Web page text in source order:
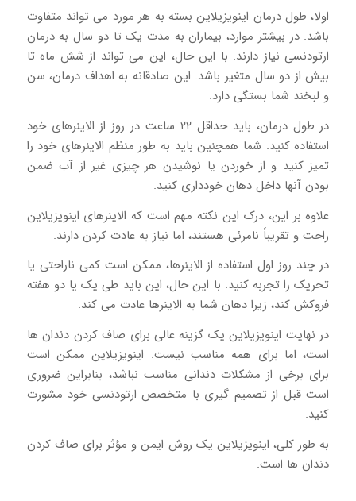
اولا، طول درمان اینویزیلاین بسته به هر مورد می تواند متفاوت
باشد. در بیشتر موارد، بیماران به مدت یک تا دو سال به درمان
ارتودنسی نیاز دارند. با این حال، این می تواند از شش ماه تا
بیش از دو سال متغیر باشد. این صادقانه به اهداف درمان، سن
و لبخند شما بستگی دارد.
در طول درمان، باید حداقل ۲۲ ساعت در روز از الاینرهای خود
استفاده کنید. شما همچنین باید به طور منظم الاینرهای خود را
تمیز کنید و از خوردن یا نوشیدن هر چیزی غیر از آب ضمن
بودن آنها داخل دهان خودداری کنید.
علاوه بر این، درک این نکته مهم است که الاینرهای اینویزیلاین
راحت و تقریباً نامرئی هستند، اما نیاز به عادت کردن دارند.
در چند روز اول استفاده از الاینرها، ممکن است کمی ناراحتی یا
تحریک را تجربه کنید. با این حال، این باید طی یک یا دو هفته
فروکش کند، زیرا دهان شما به الاینرها عادت می کند.
در نهایت اینویزیلاین یک گزینه عالی برای صاف کردن دندان ها
است، اما برای همه مناسب نیست. اینویزیلاین ممکن است
برای برخی از مشکلات دندانی مناسب نباشد، بنابراین ضروری
است قبل از تصمیم گیری با متخصص ارتودنسی خود مشورت
کنید.
به طور کلی، اینویزیلاین یک روش ایمن و مؤثر برای صاف کردن
دندان ها است.